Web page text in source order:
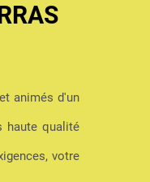
animés d'un
haute qualité
votre